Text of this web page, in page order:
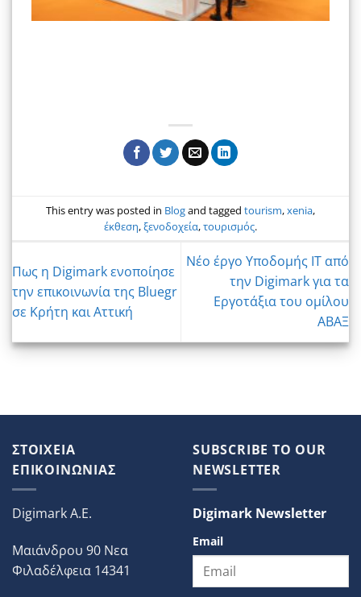
This entry was posted in Blogand tagged tourism,xenia,
έκθεση,ξενοδοχεία,τουρισμός.
Πως η Digimark ενοποίησε
την επικοινωνία της Bluegr
σε Κρήτη και Αττική
Νέο έργο Υποδομής IT από
την Digimark για τα
Εργοτάξια του ομίλου
ΑΒΑΞ
ΣΤΟΙΧΕΙΑ
ΕΠΙΚΟΙΝΩΝΙΑΣ
Digimark A.E.
Μαιάνδρου 90 Νεα
Φιλαδέλφεια 14341
SUBSCRIBE TO OUR
NEWSLETTER
Digimark Newsletter
Email